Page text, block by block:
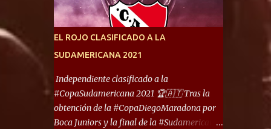
ello son protagonistas de un clásico de los
transitó por la primera división del fútbol
local durante muchos años. Dock Sud es otro
de los que comparten esas tierras, aunque el
foco de atención es la convivencia
Independiente - Racing. “No encuentro, más
EL ROJO CLASIFICADO A LA
SUDAMERICANA 2021
Independiente clasificado a la
#CopaSudamericana 2021 🏆🇦🇹 Tras la
obtención de la #CopaDiegoMaradona por
Boca Juniors y la final de la #Sudamericana